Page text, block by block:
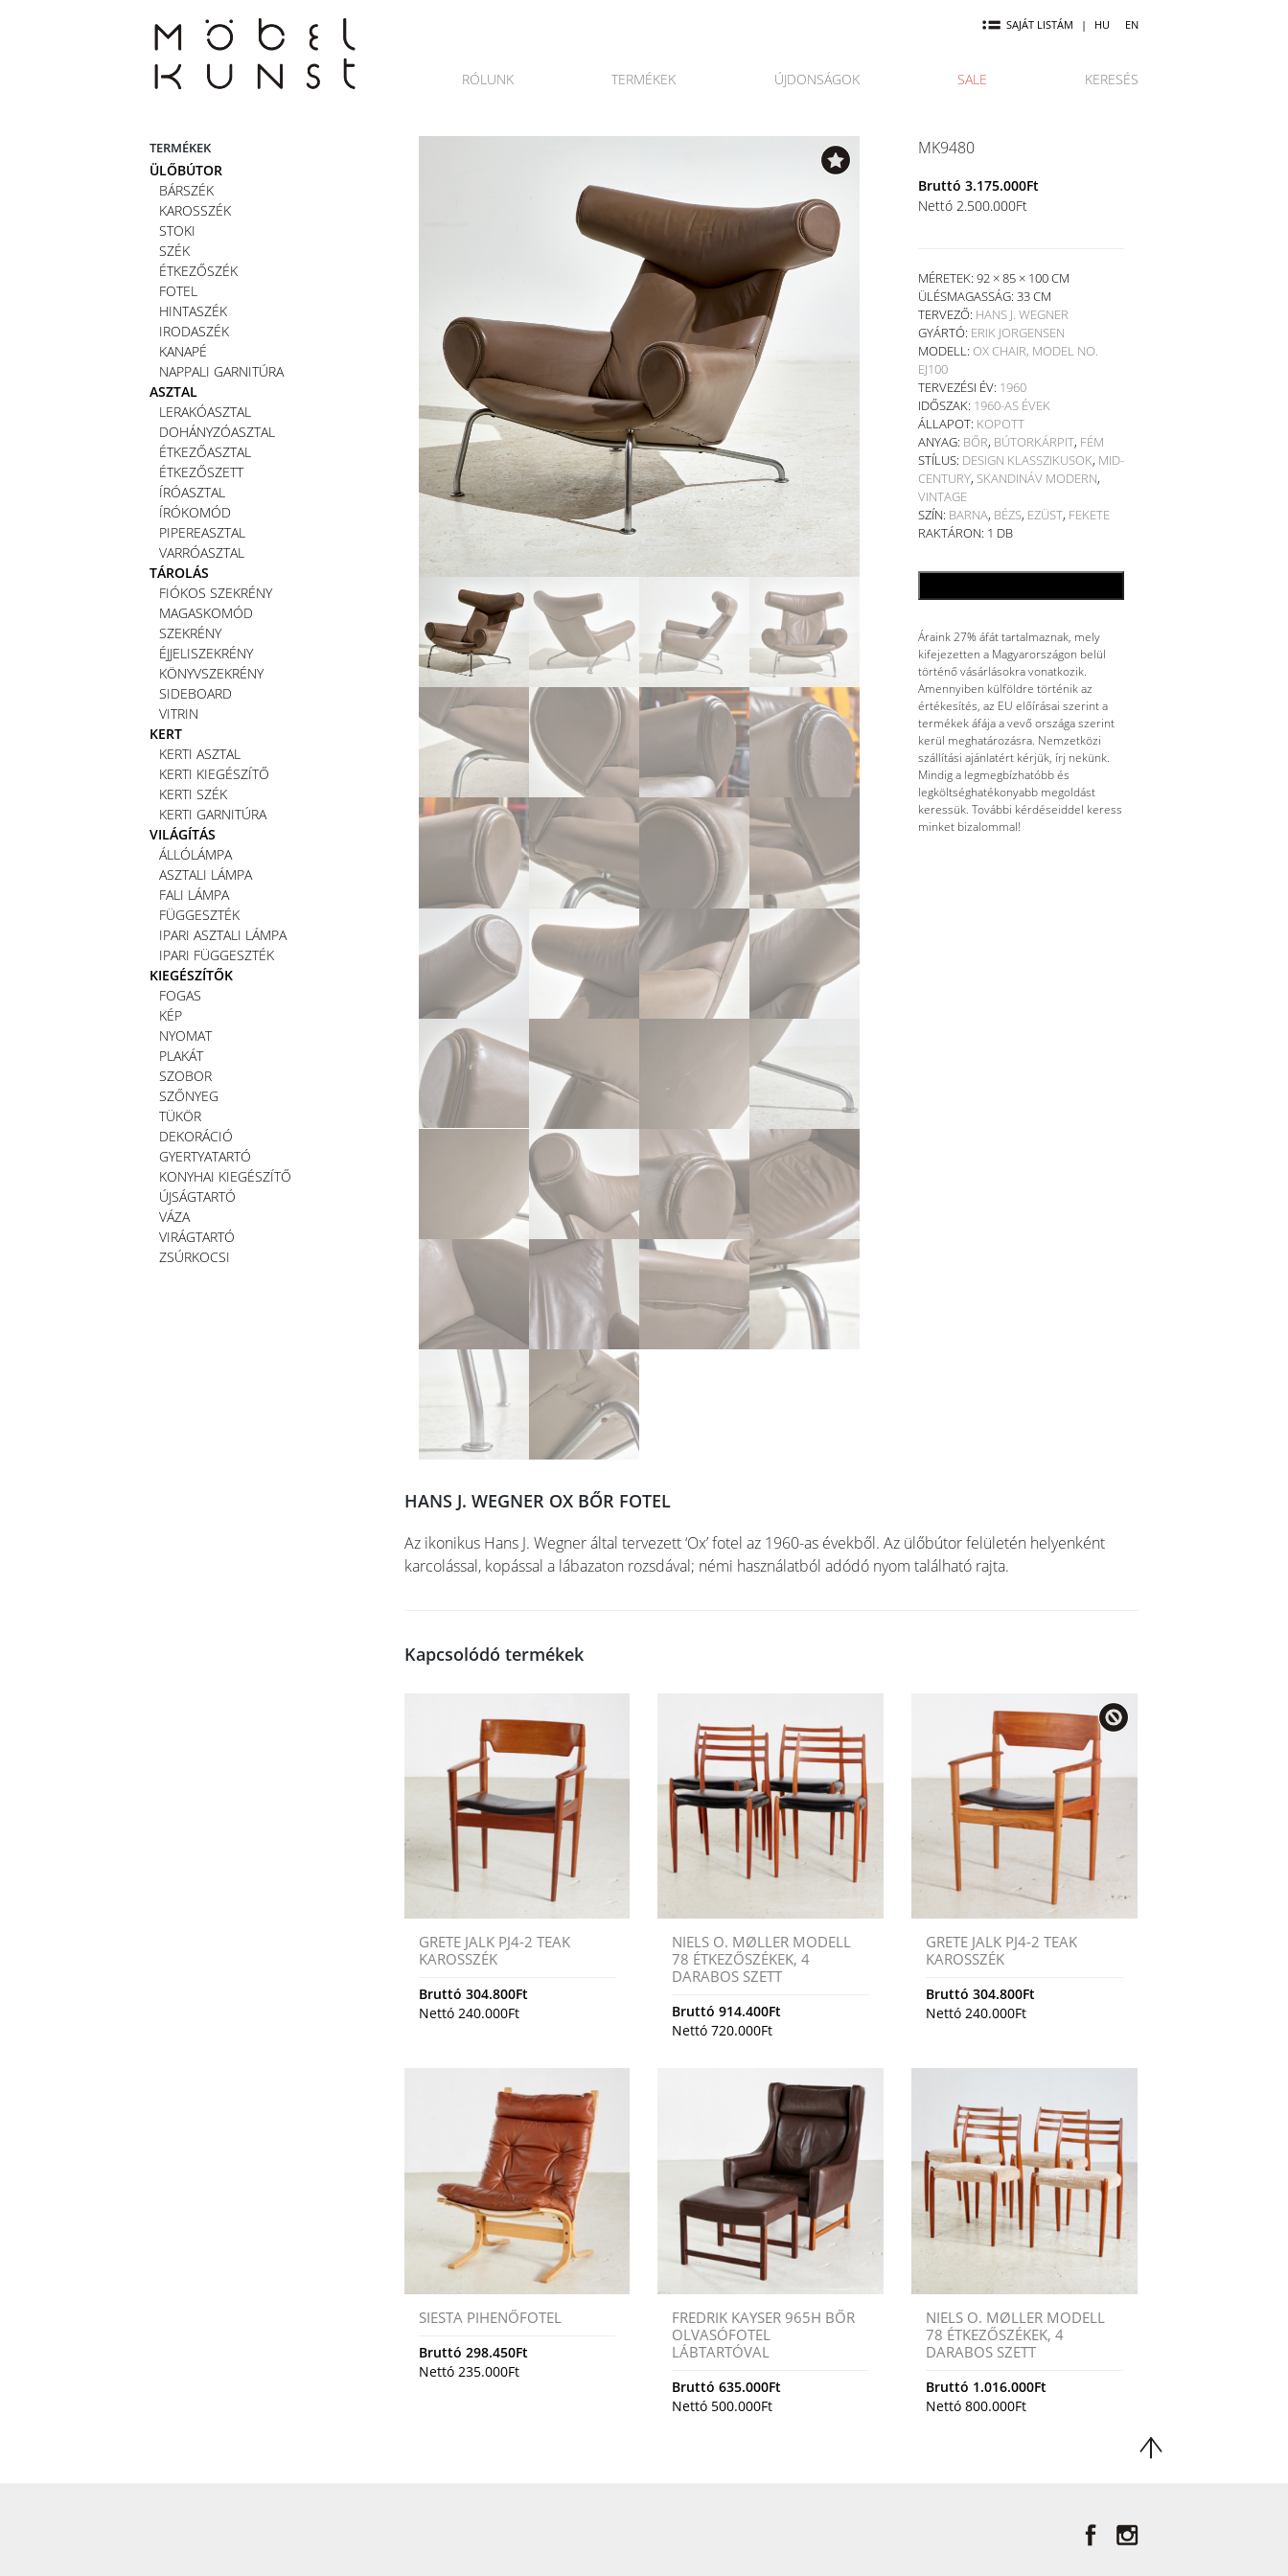
SAJÁT LISTÁM | HU EN
RÓLUNK TERMÉKEK ÚJDONSÁGOK SALE KERESÉS
TERMÉKEK
ÜLŐBÚTOR
BÁRSZÉK
KAROSSZÉK
STOKI
SZÉK
ÉTKEZŐSZÉK
FOTEL
HINTASZÉK
IRODASZÉK
KANAPÉ
NAPPALI GARNITÚRA
ASZTAL
LERAKÓASZTAL
DOHÁNYZÓASZTAL
ÉTKEZŐASZTAL
ÉTKEZŐSZETT
ÍRÓASZTAL
ÍRÓKOMÓD
PIPEREASZTAL
VARRÓASZTAL
TÁROLÁS
FIÓKOS SZEKRÉNY
MAGASKOMÓD
SZEKRÉNY
ÉJJELISZEKRÉNY
KÖNYVSZEKRÉNY
SIDEBOARD
VITRIN
KERT
KERTI ASZTAL
KERTI KIEGÉSZÍTŐ
KERTI SZÉK
KERTI GARNITÚRA
VILÁGÍTÁS
ÁLLÓLÁMPA
ASZTALI LÁMPA
FALI LÁMPA
FÜGGESZTÉK
IPARI ASZTALI LÁMPA
IPARI FÜGGESZTÉK
KIEGÉSZÍTŐK
FOGAS
KÉP
NYOMAT
PLAKÁT
SZOBOR
SZŐNYEG
TÜKÖR
DEKORÁCIÓ
GYERTYATARTÓ
KONYHAI KIEGÉSZÍTŐ
ÚJSÁGTARTÓ
VÁZA
VIRÁGTARTÓ
ZSÚRKOCSI
MK9480
Bruttó 3.175.000Ft
Nettó 2.500.000Ft
MÉRETEK: 92 × 85 × 100 CM
ÜLÉSMAGASSÁG: 33 CM
TERVEZŐ: HANS J. WEGNER
GYÁRTÓ: ERIK JORGENSEN
MODELL: OX CHAIR, MODEL NO.
EJ100
TERVEZÉSI ÉV: 1960
IDŐSZAK: 1960-AS ÉVEK
ÁLLAPOT: KOPOTT
ANYAG: BŐR, BÚTORKÁRPIT, FÉM
STÍLUS: DESIGN KLASSZIKUSOK, MID-
CENTURY, SKANDINÁV MODERN,
VINTAGE
SZÍN: BARNA, BÉZS, EZÜST, FEKETE
RAKTÁRON: 1 DB
Áraink 27% áfát tartalmaznak, mely
kifejezetten a Magyarországon belül
történő vásárlásokra vonatkozik.
Amennyiben külföldre történik az
értékesítés, az EU előírásai szerint a
termékek áfája a vevő országa szerint
kerül meghatározásra. Nemzetközi
szállítási ajánlatért kérjük, írj nekünk.
Mindig a legmegbízhatóbb és
legköltséghatékonyabb megoldást
keressük. További kérdéseiddel keress
minket bizalommal!
HANS J. WEGNER OX BŐR FOTEL
Az ikonikus Hans J. Wegner által tervezett ‘Ox’ fotel az 1960-as évekből. Az ülőbútor felületén helyenként
karcolással, kopással a lábazaton rozsdával; némi használatból adódó nyom található rajta.
Kapcsolódó termékek
GRETE JALK PJ4-2 TEAK
KAROSSZÉK
Bruttó 304.800Ft
Nettó 240.000Ft
NIELS O. MØLLER MODELL
78 ÉTKEZŐSZÉKEK, 4
DARABOS SZETT
Bruttó914.400Ft
Nettó720.000Ft
GRETE JALK PJ4-2 TEAK
KAROSSZÉK
Bruttó304.800Ft
Nettó240.000Ft
SIESTA PIHENŐFOTEL
Bruttó 298.450Ft
Nettó 235.000Ft
FREDRIK KAYSER 965H BŐR
OLVASÓFOTEL
LÁBTARTÓVAL
Bruttó635.000Ft
Nettó 500.000Ft
NIELS O. MØLLER MODELL
78 ÉTKEZŐSZÉKEK, 4
DARABOS SZETT
Bruttó 1.016.000Ft
Nettó800.000Ft